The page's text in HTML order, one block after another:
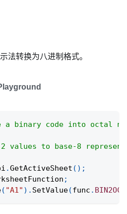
法转换为八进制格式。
a binary code into octal
values to base-8
.GetActiveSheet ( ) ;
;
( "A1" ) . SetValue(func . BIN2OCT